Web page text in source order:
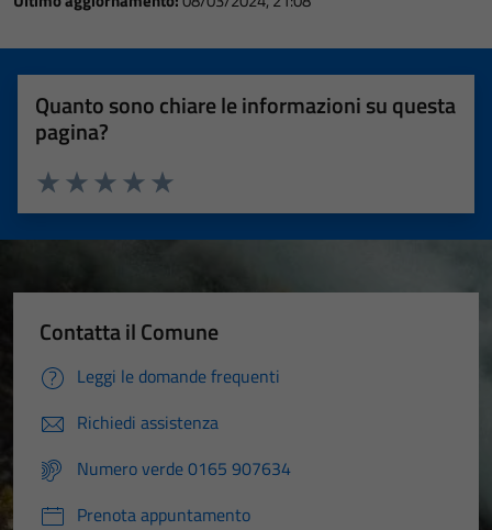
Quanto sono chiare le informazioni su questa
pagina?
Valuta 5 stelle su 5
Valuta 4 stelle su 5
Valuta 3 stelle su 5
Valuta 2 stelle su 5
Valuta 1 stelle su 5
Contatta il Comune
Leggi le domande frequenti
Richiedi assistenza
Numero verde 0165 907634
Prenota appuntamento